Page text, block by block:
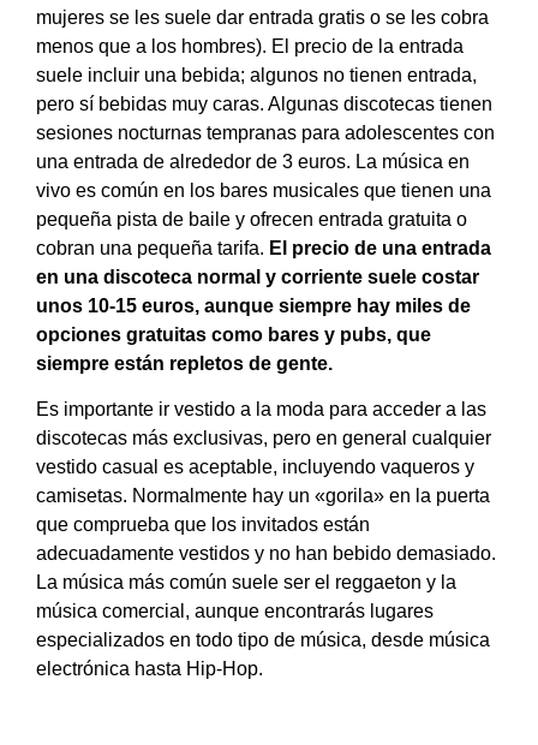
mujeres se les suele dar entrada gratis o se les cobra
menos que a los hombres). El precio de la entrada
suele incluir una bebida; algunos no tienen entrada,
pero sí bebidas muy caras. Algunas discotecas tienen
sesiones nocturnas tempranas para adolescentes con
una entrada de alrededor de 3 euros. La música en
vivo es común en los bares musicales que tienen una
pequeña pista de baile y ofrecen entrada gratuita o
cobran una pequeña tarifa. El precio de una entrada
en una discoteca normal y corriente suele costar
unos 10-15 euros, aunque siempre hay miles de
opciones gratuitas como bares y pubs, que
siempre están repletos de gente.
Es importante ir vestido a la moda para acceder a las
discotecas más exclusivas, pero en general cualquier
vestido casual es aceptable, incluyendo vaqueros y
camisetas. Normalmente hay un «gorila» en la puerta
que comprueba que los invitados están
adecuadamente vestidos y no han bebido demasiado.
La música más común suele ser el reggaeton y la
música comercial, aunque encontrarás lugares
especializados en todo tipo de música, desde música
electrónica hasta Hip-Hop.